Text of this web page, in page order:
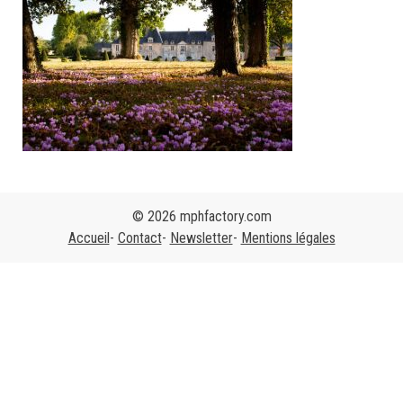
© 2026 mphfactory.com
Accueil Contact Newsletter Mentions légales